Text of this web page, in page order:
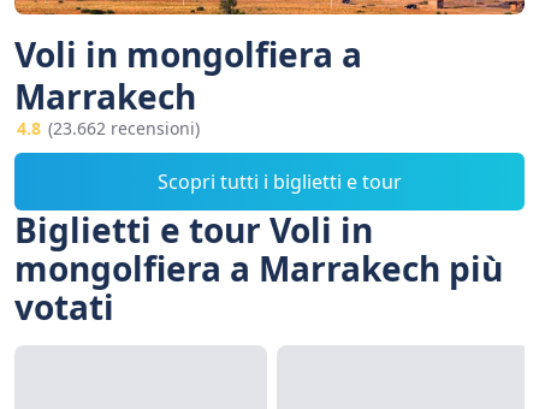
Voli in mongolfiera a
Marrakech
4.8 (23.662 recensioni)
Scopri tutti i biglietti e tour
Biglietti e tour Voli in
mongolfiera a Marrakech più
votati